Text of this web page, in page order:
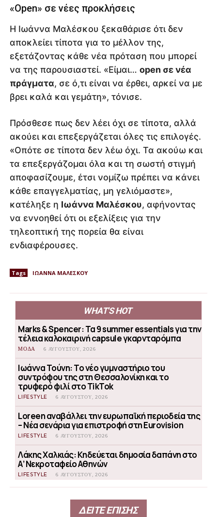
«Open» σε νέες προκλήσεις
Η Ιωάννα Μαλέσκου ξεκαθάρισε ότι δεν
αποκλείει τίποτα για το μέλλον της,
εξετάζοντας κάθε νέα πρόταση που μπορεί
να της παρουσιαστεί. «Είμαι… open σε νέα
πράγματα, σε ό,τι είναι να έρθει, αρκεί να με
βρει καλά και γεμάτη», τόνισε.
Πρόσθεσε πως δεν λέει όχι σε τίποτα, αλλά
ακούει και επεξεργάζεται όλες τις επιλογές.
«Οπότε σε τίποτα δεν λέω όχι. Τα ακούω και
τα επεξεργάζομαι όλα και τη σωστή στιγμή
αποφασίζουμε, έτσι νομίζω πρέπει να κάνει
κάθε επαγγελματίας, μη γελιόμαστε»,
κατέληξε η Ιωάννα Μαλέσκου, αφήνοντας
να εννοηθεί ότι οι εξελίξεις για την
τηλεοπτική της πορεία θα είναι
ενδιαφέρουσες.
Tags ΙΩΑΝΝΑ ΜΑΛΕΣΚΟΥ
WHAT'S HOT
Marks & Spencer: Τα 9 summer essentials για την
τέλεια καλοκαιρινή capsule γκαρνταρόμπα
ΜΟΔΑ 6 ΑΥΓΟΎΣΤΟΥ, 2026
Ιωάννα Τούνη: Το νέο γυμναστήριο του
συντρόφου της στη Θεσσαλονίκη και το
τρυφερό φιλί στο TikTok
LIFESTYLE 6 ΑΥΓΟΎΣΤΟΥ, 2026
Loreen αναβάλλει την ευρωπαϊκή περιοδεία της
– Νέα σενάρια για επιστροφή στη Eurovision
LIFESTYLE 6 ΑΥΓΟΎΣΤΟΥ, 2026
Λάκης Χαλκιάς: Κηδεύεται δημοσία δαπάνη στο
Α’ Νεκροταφείο Αθηνών
LIFESTYLE 6 ΑΥΓΟΎΣΤΟΥ, 2026
ΔΕΙΤΕ ΕΠΙΣΗΣ